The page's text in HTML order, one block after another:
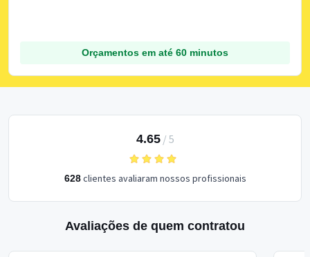
Orçamentos em até 60 minutos
4.65/ 5
628clientes avaliaram nossos profissionais
Avaliações de quem contratou